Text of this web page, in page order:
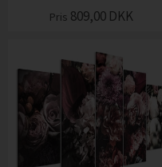
Pris 809,00 DKK